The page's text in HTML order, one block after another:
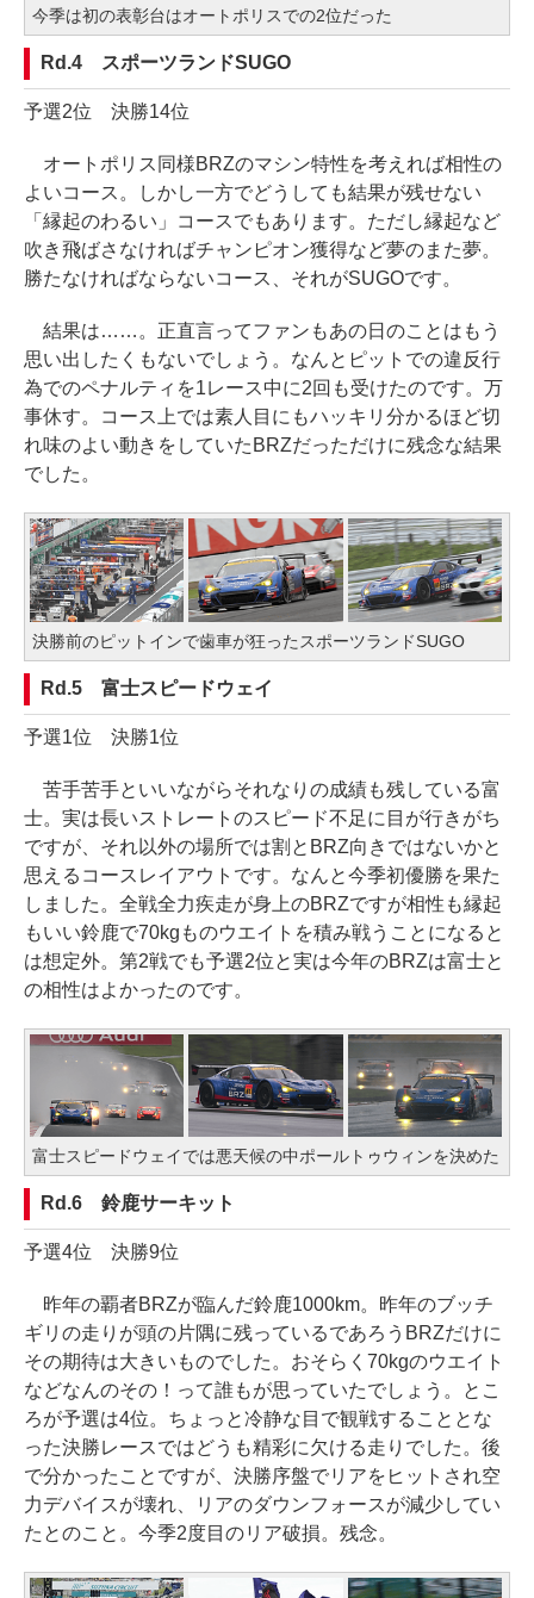
今季は初の表彰台はオートポリスでの2位だった
Rd.4 スポーツランドSUGO
予選2位 決勝14位
オートポリス同様BRZのマシン特性を考えれば相性の
よいコース。しかし一方でどうしても結果が残せない
「縁起のわるい」コースでもあります。ただし縁起など
吹き飛ばさなければチャンピオン獲得など夢のまた夢。
勝たなければならないコース、それがSUGOです。
結果は……。正直言ってファンもあの日のことはもう
思い出したくもないでしょう。なんとピットでの違反行
為でのペナルティを1レース中に2回も受けたのです。万
事休す。コース上では素人目にもハッキリ分かるほど切
れ味のよい動きをしていたBRZだっただけに残念な結果
でした。
決勝前のピットインで歯車が狂ったスポーツランドSUGO
Rd.5 富士スピードウェイ
予選1位 決勝1位
苦手苦手といいながらそれなりの成績も残している富
士。実は長いストレートのスピード不足に目が行きがち
ですが、それ以外の場所では割とBRZ向きではないかと
思えるコースレイアウトです。なんと今季初優勝を果た
しました。全戦全力疾走が身上のBRZですが相性も縁起
もいい鈴鹿で70kgものウエイトを積み戦うことになると
は想定外。第2戦でも予選2位と実は今年のBRZは富士と
の相性はよかったのです。
富士スピードウェイでは悪天候の中ポールトゥウィンを決めた
Rd.6 鈴鹿サーキット
予選4位 決勝9位
昨年の覇者BRZが臨んだ鈴鹿1000km。昨年のブッチ
ギリの走りが頭の片隅に残っているであろうBRZだけに
その期待は大きいものでした。おそらく70kgのウエイト
などなんのその！って誰もが思っていたでしょう。とこ
ろが予選は4位。ちょっと冷静な目で観戦することとな
った決勝レースではどうも精彩に欠ける走りでした。後
で分かったことですが、決勝序盤でリアをヒットされ空
力デバイスが壊れ、リアのダウンフォースが減少してい
たとのこと。今季2度目のリア破損。残念。